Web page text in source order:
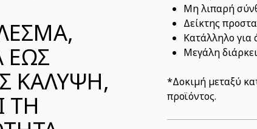
ΕΩΣ
ΚΑΛΥΨΗ,
ΤΗ
Μη λιπαρή
Δείκτης
Κατάλληλο για
Μεγάλη
*Δοκιμή μεταξύ
προϊόντος.